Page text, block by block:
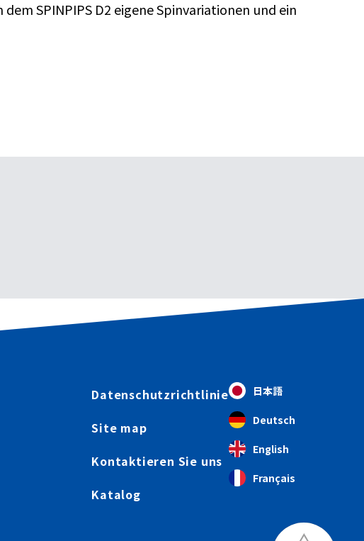
SPINPIPS D2 eigene Spinvariationen und ein
Datenschutzrichtlinie
Site map
Kontaktieren Sie uns
Katalog
日本語
Deutsch
English
Français